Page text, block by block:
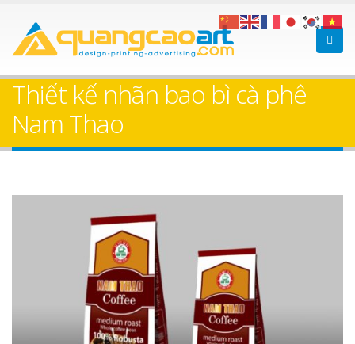
Thiết kế nhãn bao bì cà phê
Nam Thao